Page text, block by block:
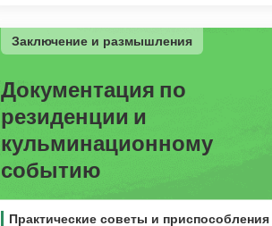
Заключение и размышления
Документация по
резиденции и
кульминационному
событию
Практические советы и приспособления